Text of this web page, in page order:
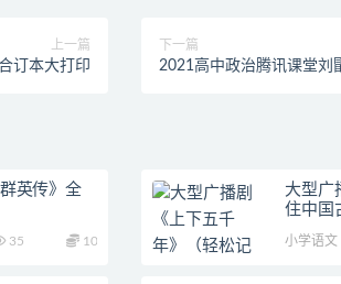
上一篇
订本大打印
下一篇
2021高中政治腾讯课堂刘
英传》全
35 10
大型广
住中国
小学语文